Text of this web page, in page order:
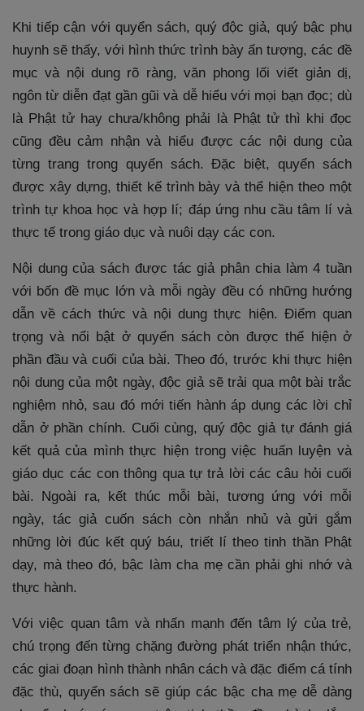
Khi tiếp cận với quyển sách, quý độc giả, quý bậc phụ
huynh sẽ thấy, với hình thức trình bày ấn tượng, các đề
mục và nội dung rõ ràng, văn phong lối viết giản dị,
ngôn từ diễn đạt gần gũi và dễ hiểu với mọi bạn đọc; dù
là Phật tử hay chưa/không phải là Phật tử thì khi đọc
cũng đều cảm nhận và hiểu được các nội dung của
từng trang trong quyển sách. Đặc biệt, quyển sách
được xây dựng, thiết kế trình bày và thể hiện theo một
trình tự khoa học và hợp lí; đáp ứng nhu cầu tâm lí và
thực tế trong giáo dục và nuôi dạy các con.
Nội dung của sách được tác giả phân chia làm 4 tuần
với bốn đề mục lớn và mỗi ngày đều có những hướng
dẫn về cách thức và nội dung thực hiện. Điểm quan
trọng và nổi bật ở quyển sách còn được thể hiện ở
phần đầu và cuối của bài. Theo đó, trước khi thực hiện
nội dung của một ngày, độc giả sẽ trải qua một bài trắc
nghiệm nhỏ, sau đó mới tiến hành áp dụng các lời chỉ
dẫn ở phần chính. Cuối cùng, quý độc giả tự đánh giá
kết quả của mình thực hiện trong việc huấn luyện và
giáo dục các con thông qua tự trả lời các câu hỏi cuối
bài. Ngoài ra, kết thúc mỗi bài, tương ứng với mỗi
ngày, tác giả cuốn sách còn nhắn nhủ và gửi gắm
những lời đúc kết quý báu, triết lí theo tinh thần Phật
dạy, mà theo đó, bậc làm cha mẹ cần phải ghi nhớ và
thực hành.
Với việc quan tâm và nhấn mạnh đến tâm lý của trẻ,
chú trọng đến từng chặng đường phát triển nhận thức,
các giai đoạn hình thành nhân cách và đặc điểm cá tính
đặc thù, quyển sách sẽ giúp các bậc cha mẹ dễ dàng